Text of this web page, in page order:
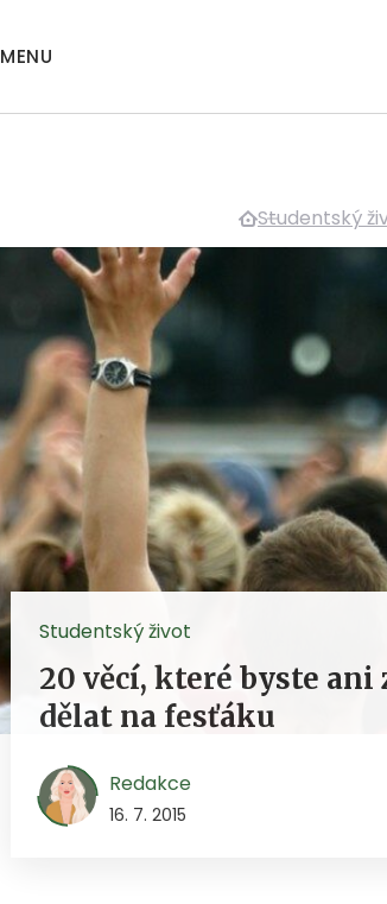
MENU
Studentský
Studentský život
20 věcí, které byste ani
dělat na fesťáku
Redakce
16. 7. 2015